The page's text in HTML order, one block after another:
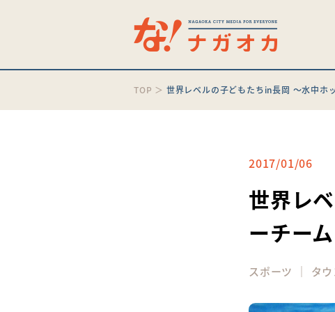
TOP ＞ 世界レベルの子どもたちin長岡 ～水中ホ
2017/01/06
世界レ
ーチー
スポーツ ｜ タ